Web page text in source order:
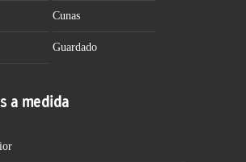
Cunas
Guardado
a medida